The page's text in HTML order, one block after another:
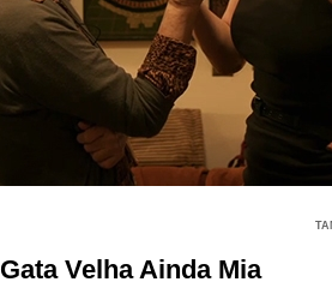
Gata Velha Ainda Mia